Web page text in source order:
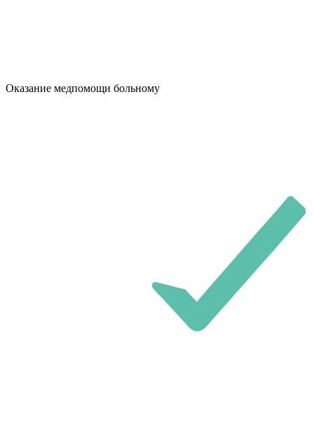
Оказание медпомощи больному